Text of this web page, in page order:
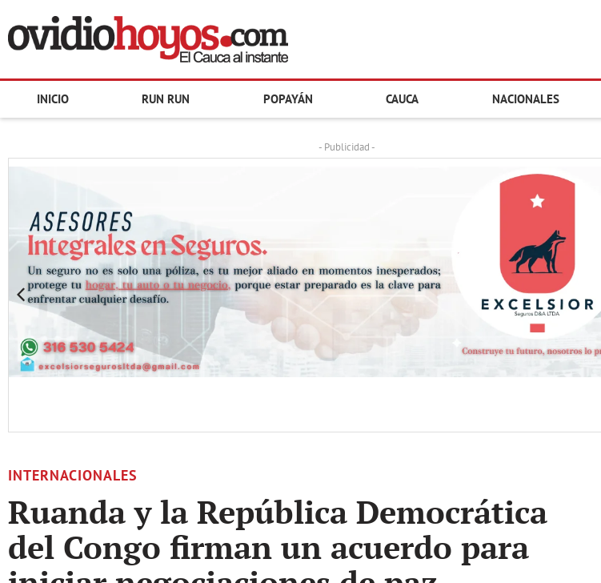
INICIO RUN RUN POPAYÁN CAUCA NACIONALES
- Publicidad -
INTERNACIONALES
Ruanda y la República Democrática
del Congo firman un acuerdo para